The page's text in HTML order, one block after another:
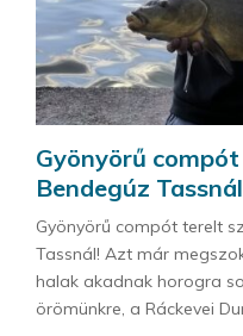
Gyönyörű
Bendegúz
Gyönyörű compót terelt
Tassnál! Azt már
halak akadnak horogra
örömünkre, a Ráckevei